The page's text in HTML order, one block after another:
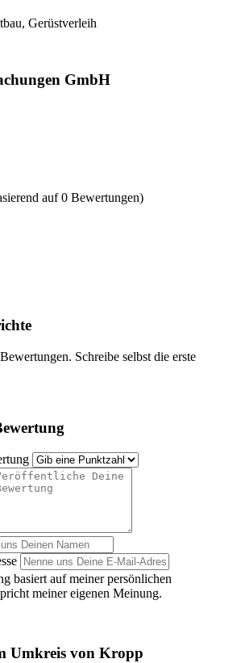
Gerüstverleih
GmbH
auf 0 Bewertungen)
Schreibe selbst die erste
basiert auf meiner persönlichen
meiner eigenen Meinung.
Umkreis von Kropp